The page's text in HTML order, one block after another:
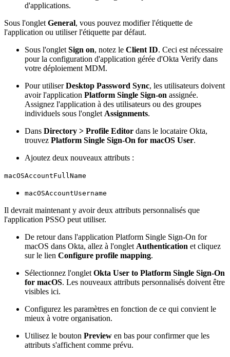
d'applications.
Sous l'onglet General, vous pouvez modifier l'étiquette de
l'application ou utiliser l'étiquette par défaut.
Sous l'onglet Sign on, notez le Client ID. Ceci est nécessaire
pour la configuration d'application gérée d'Okta Verify dans
votre déploiement MDM.
Pour utiliserDesktop Password Sync, les utilisateurs doivent
avoir l'application Platform Single Sign-on assignée.
Assignez l'application à des utilisateurs ou des groupes
individuels sous l'onglet Assignments.
Dans Directory > Profile Editor dans le locataire Okta,
trouvez Platform Single Sign-On for macOS User.
Ajoutez deux nouveaux attributs :
macOSAccountFullName
macOSAccountUsername
Il devrait maintenant y avoir deux attributs personnalisés que
l'application PSSO peut utiliser.
De retour dans l'application Platform Single Sign-On for
macOS dans Okta, allez à l'onglet Authentication et cliquez
sur le lien Configure profile mapping.
Sélectionnez l'onglet Okta User to Platform Single Sign-On
for macOS. Les nouveaux attributs personnalisés doivent être
visibles ici.
Configurez les paramètres en fonction de ce qui convient le
mieux à votre organisation.
Utilisez le bouton Preview en bas pour confirmer que les
attributs s'affichent comme prévu.